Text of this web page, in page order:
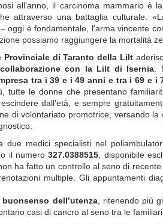
all’anno, il carcinoma mammario è
attraverso una battaglia culturale.
oggi è fondamentale, l'arma vincente
possiamo raggiungere la mortalità
Provinciale di Tarantodella Lilt
con la Lilt di Isernia.
tra i39 e i 49 anni e tra i 69 e i
tutte le donne che presentano
dall’età, e sempre
di volontariato promotrice, versando la
due medicispecialisti nel
il numero327.0388515, disponibile
ha fatto un controllo al seno di
multiple. Gli appuntamenti
buonsenso dell’utenza, ritenendo più
casi di cancro al seno tra le